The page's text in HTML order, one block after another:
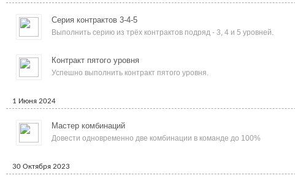
Серия контрактов 3-4-5
Выполнить серию из трёх контрактов подряд - 3, 4 и 5 уровней.
Контракт пятого уровня
Успешно выполнить контракт пятого уровня.
1 Июня 2024
Мастер комбинаций
Довести одновременно две комбинации в команде до 100%
30 Октября 2023